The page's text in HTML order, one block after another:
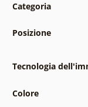
Categoria
Posizione
Tecnologia
Colore